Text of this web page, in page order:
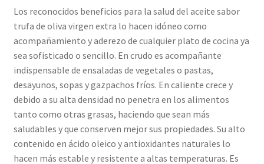
Los reconocidos beneficios para la salud del aceite sabor
trufa de oliva virgen extra lo hacen idóneo como
acompañamiento y aderezo de cualquier plato de cocina ya
sea sofisticado o sencillo. En crudo es acompañante
indispensable de ensaladas de vegetales o pastas,
desayunos, sopas y gazpachos fríos. En caliente crece y
debido a su alta densidad no penetra en los alimentos
tanto como otras grasas, haciendo que sean más
saludables y que conserven mejor sus propiedades. Su alto
contenido en ácido oleico y antioxidantes naturales lo
hacen más estable y resistente a altas temperaturas. Es